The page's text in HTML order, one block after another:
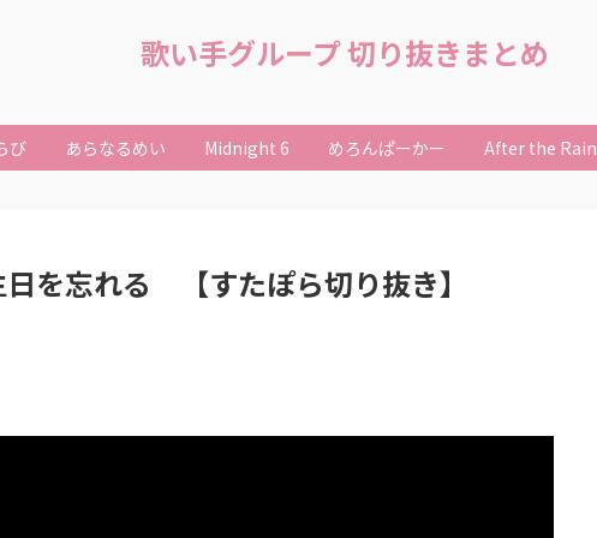
歌い手グループ 切り抜きまとめ
び あらなるめい Midnight 6 めろんぱーかー After the Rain
を忘れる 【すたぽら切り抜き】